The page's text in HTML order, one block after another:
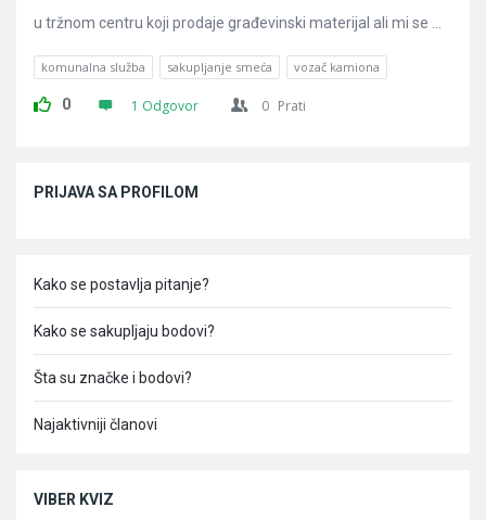
u tržnom centru koji prodaje građevinski materijal ali mi se ...
komunalna služba sakupljanje smeća vozač kamiona
0 1 Odgovor 0 Prati
PRIJAVA SA PROFILOM
Kako se postavlja pitanje?
Kako se sakupljaju bodovi?
Šta su značke i bodovi?
Najaktivniji članovi
VIBER KVIZ